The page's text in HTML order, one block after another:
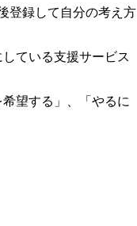
登録して自分の考え方
ている支援サービス
望する」、「やるに